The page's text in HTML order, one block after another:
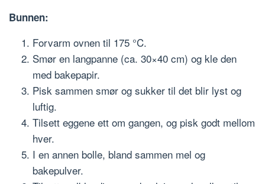
Bunnen:
Forvarm ovnen til 175 °C.
Smør en langpanne (ca. 30×40 cm) og kle den
med bakepapir.
Pisk sammen smør og sukker til det blir lyst og
luftig.
Tilsett eggene ett om gangen, og pisk godt mellom
hver.
I en annen bolle, bland sammen mel og
bakepulver.